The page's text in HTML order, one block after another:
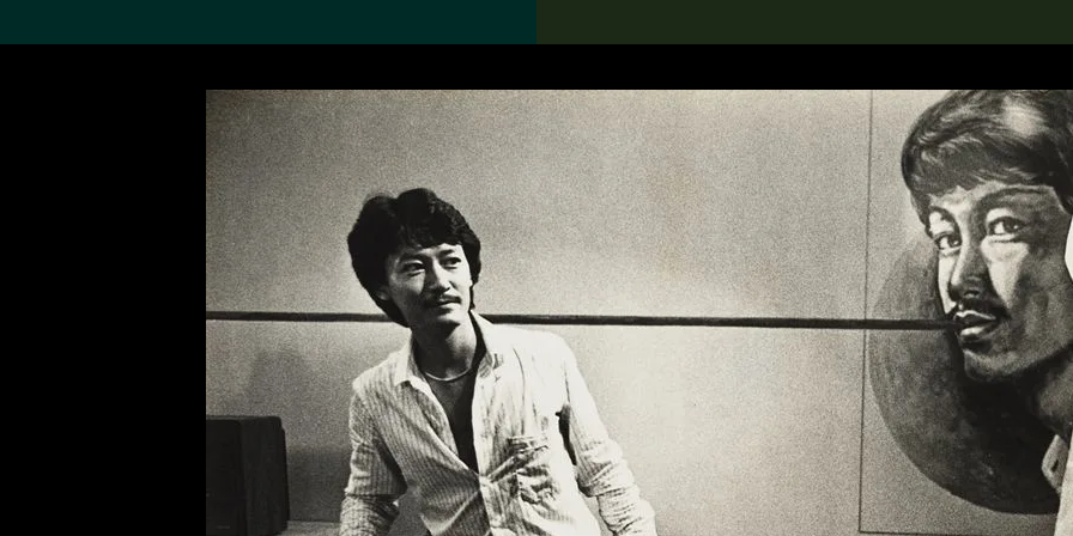
搜索M+藏品 Search the Collection
19,052項結果
關於M+藏品
探索世界頂級的二十及二十
一世紀視覺文化藏品。